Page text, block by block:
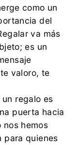
como un
del
va más
es un
valoro, te
regalo es
puerta hacia
nos hemos
para quienes